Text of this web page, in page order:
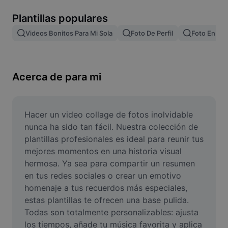
Image merge
Resize Image
Meme Generator
AI Text Remover
AI People Remover
AI Inpainting
Face Cutout
Plantillas populares
Videos Bonitos Para Mi Sola Foto De Perfil Foto En El
Acerca de para mi
Hacer un video collage de fotos inolvidable
nunca ha sido tan fácil. Nuestra colección de
plantillas profesionales es ideal para reunir tus
mejores momentos en una historia visual
hermosa. Ya sea para compartir un resumen
en tus redes sociales o crear un emotivo
homenaje a tus recuerdos más especiales,
estas plantillas te ofrecen una base pulida.
Todas son totalmente personalizables: ajusta
los tiempos, añade tu música favorita y aplica